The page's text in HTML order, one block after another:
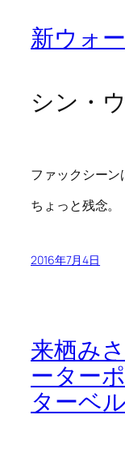
新ウォ
シン・
ファックシーン
ちょっと残念。
2016年7月4日
来栖み
ーター
ターベ